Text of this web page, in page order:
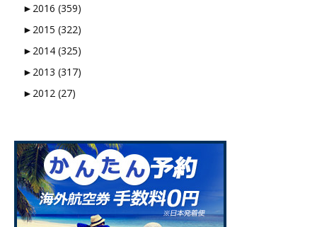
► 2016 (359)
► 2015 (322)
► 2014 (325)
► 2013 (317)
► 2012 (27)